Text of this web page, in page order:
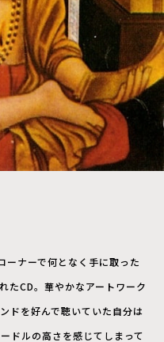
ーナーで何となく手に取った
たCD。華やかなアートワーク
ドを好んで聴いていた自分は
ドルの高さを感じてしまって